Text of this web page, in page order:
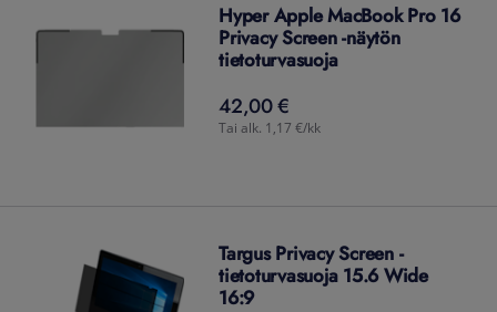
Hyper Apple MacBook Pro 16
Privacy Screen -näytön
tietoturvasuoja
42,00 €
42,00€
Tai alk. 1,17 €/kk
Targus Privacy Screen -
tietoturvasuoja 15.6 Wide
16:9